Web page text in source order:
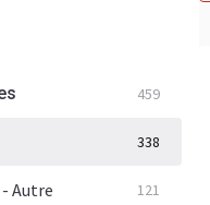
459
338
Autre 121